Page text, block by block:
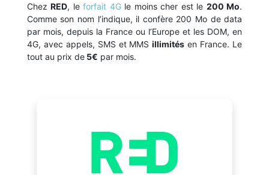
ChezRED, leforfait 4Gle moins cher est le 200 Mo.
Comme son nom l’indique, il confère 200 Mo de data
par mois, depuis la France ou l’Europe et les DOM, en
4G, avec appels, SMS et MMSillimités en France. Le
tout au prix de5€ par mois.